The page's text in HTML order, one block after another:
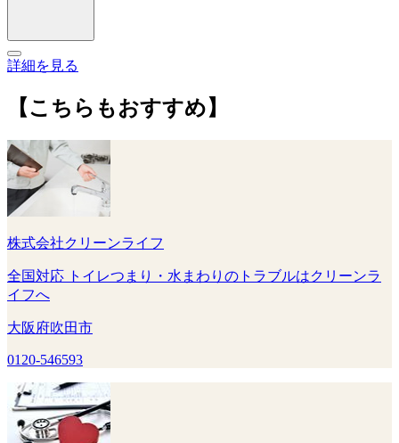
詳細を見る
【こちらもおすすめ】
株式会社クリーンライフ
全国対応 トイレつまり・水まわりのトラブルはクリーンラ
イフへ
大阪府吹田市
0120-546593